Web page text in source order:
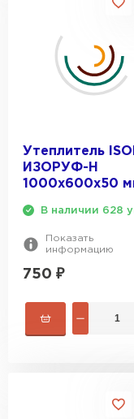
Утеплитель
ИЗОРУФ-Н
1000х600х50
В наличии 628
Показать
информацию
750 ₽